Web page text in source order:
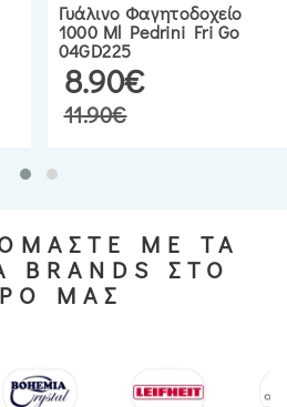
Γυάλινο Φαγητοδοχείο
1000 Ml Pedrini Fri Go
04GD225
8.90€
11.90€
ΜΕ ΤΑ
BRANDS ΣΤΟ
ΜΑΣ